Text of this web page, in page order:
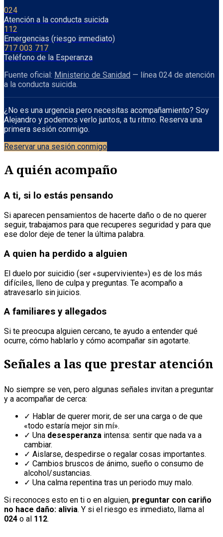
024
Atención a la conducta suicida
112
Emergencias (riesgo inmediato)
717 003 717
Teléfono de la Esperanza
Fuente oficial: Ministerio de Sanidad — línea 024 de atención
a la conducta suicida.
¿No es una urgencia pero necesitas acompañamiento? Soy
Alejandro y podemos verlo juntos, a tu ritmo. Reserva una
primera sesión conmigo.
Reservar una sesión conmigo
A quién acompaño
A ti, si lo estás pensando
Si aparecen pensamientos de hacerte daño o de no querer
seguir, trabajamos para que recuperes seguridad y para que
ese dolor deje de tener la última palabra.
A quien ha perdido a alguien
El duelo por suicidio (ser «superviviente») es de los más
difíciles, lleno de culpa y preguntas. Te acompaño a
atravesarlo sin juicios.
A familiares y allegados
Si te preocupa alguien cercano, te ayudo a entender qué
ocurre, cómo hablarlo y cómo acompañar sin agotarte.
Señales a las que prestar atención
No siempre se ven, pero algunas señales invitan a preguntar
y a acompañar de cerca:
✓ Hablar de querer morir, de ser una carga o de que
«todo estaría mejor sin mí».
✓ Una desesperanza intensa: sentir que nada va a
cambiar.
✓ Aislarse, despedirse o regalar cosas importantes.
✓ Cambios bruscos de ánimo, sueño o consumo de
alcohol/sustancias.
✓ Una calma repentina tras un periodo muy malo.
Si reconoces esto en ti o en alguien, preguntar con cariño
no hace daño: alivia. Y si el riesgo es inmediato, llama al
024 o al 112.